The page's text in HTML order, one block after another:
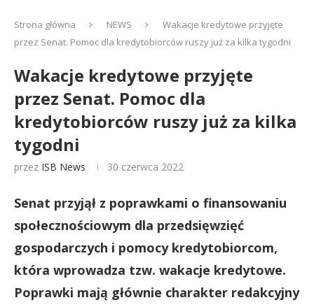
Strona główna NEWS
Wakacje kredytowe przyjęte
przez Senat. Pomoc dla kredytobiorców ruszy już za kilka tygodni
Wakacje kredytowe przyjęte
przez Senat. Pomoc dla
kredytobiorców ruszy już za kilka
tygodni
przez ISB News 30 czerwca 2022
Senat przyjął z poprawkami o finansowaniu
społecznościowym dla przedsięwzięć
gospodarczych i pomocy kredytobiorcom,
która wprowadza tzw. wakacje kredytowe.
Poprawki mają głównie charakter redakcyjny